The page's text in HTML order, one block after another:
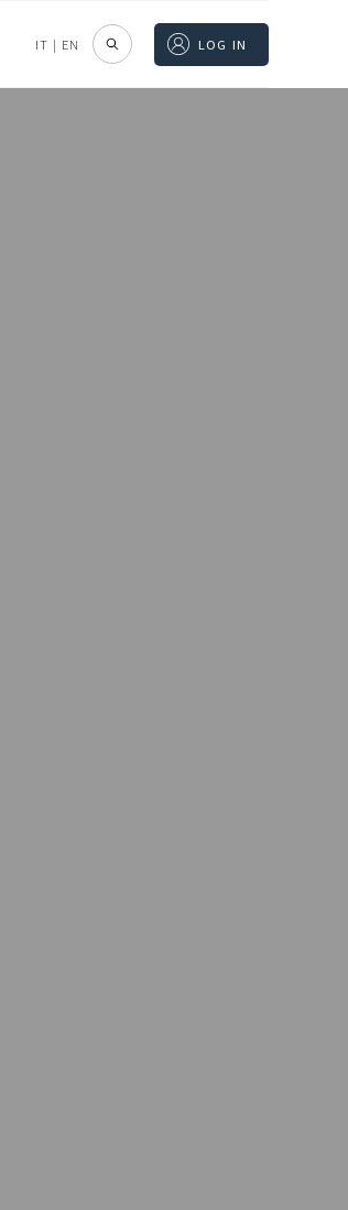
IT | EN LOG IN